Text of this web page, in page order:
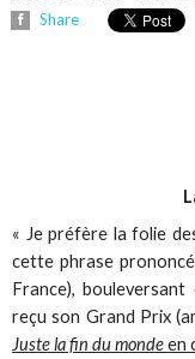
Share
« Je préfère la folie
cette phrase
France), bouleversant
reçu son Grand Prix
Juste la fin du mondeen